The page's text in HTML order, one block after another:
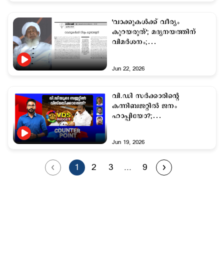
'വാക്കുകള്‍ക്ക് വീര്യം
കുറയരുത്'; മദ്യനയത്തിന്
വിമര്‍ശനം;
Jun 22, 2026
വി.ഡി സര്‍ക്കാരിന്‍റെ
കന്നിബജറ്റില്‍ ജനം
ഹാപ്പിയോ?;
Jun 19, 2026
1 2 3 ... 9